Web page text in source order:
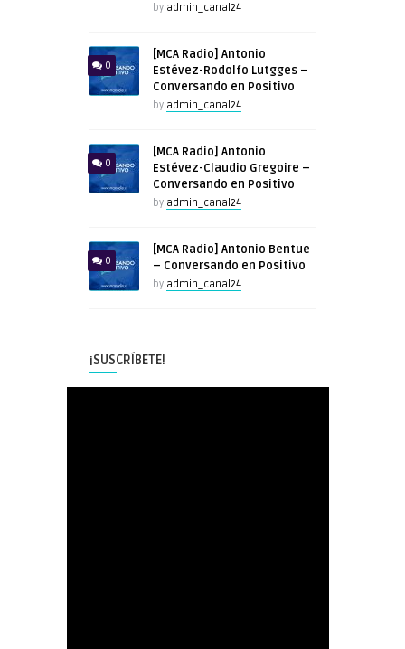
by admin_canal24
0
[MCA Radio] Antonio
Estévez-Rodolfo Lutgges –
Conversando en Positivo
by admin_canal24
0
[MCA Radio] Antonio
Estévez-Claudio Gregoire –
Conversando en Positivo
by admin_canal24
0
[MCA Radio] Antonio Bentue
– Conversando en Positivo
by admin_canal24
¡SUSCRÍBETE!